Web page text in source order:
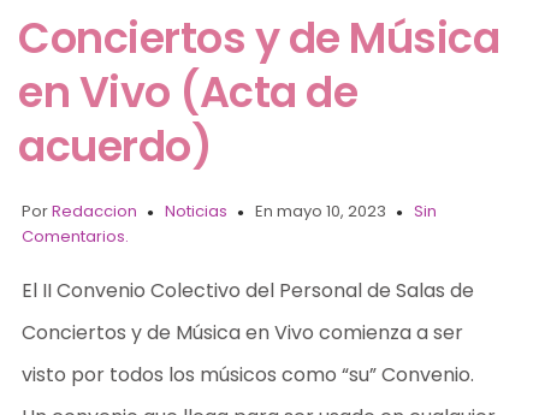
Conciertos y de Música
en Vivo (Acta de
acuerdo)
PorRedaccion Noticias En mayo 10, 2023
Sin
Comentarios.
El II Convenio Colectivo del Personal de Salas de
Conciertos y de Música en Vivo comienza a ser
visto por todos los músicos como “su” Convenio.